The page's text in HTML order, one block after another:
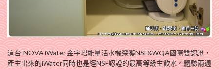
這台INOVA iWater 金字塔能量活水機榮獲NSF&WQA國際雙認證，
產生出來的iWater同時也是經NSF認證的最高等級生飲水。體驗兩週